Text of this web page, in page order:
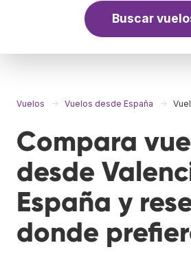
Buscar
Vuelos Vuelos desde España
Compara
desde
España y
donde